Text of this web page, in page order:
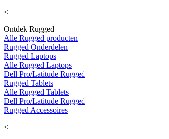
<
Ontdek Rugged
Alle Rugged producten
Rugged Onderdelen
Rugged Laptops
Alle Rugged Laptops
Dell Pro/Latitude Rugged
Rugged Tablets
Alle Rugged Tablets
Dell Pro/Latitude Rugged
Rugged Accessoires
<